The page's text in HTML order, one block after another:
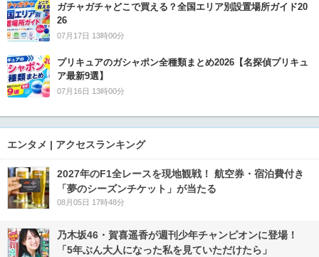
ガチャガチャどこで買える？全国エリア別設置場所ガイド20
26
07月17日 13時00分
プリキュアのガシャポン全種類まとめ2026【名探偵プリキュ
ア最新9選】
07月16日 13時00分
エンタメ | アクセスランキング
2027年のF1全レースを現地観戦！ 航空券・宿泊費付き
「夢のシーズンチケット」が当たる
08月05日 17時48分
乃木坂46・賀喜遥香が週刊少年チャンピオンに登場！
「5年ぶん大人になった私を見ていただけたら」